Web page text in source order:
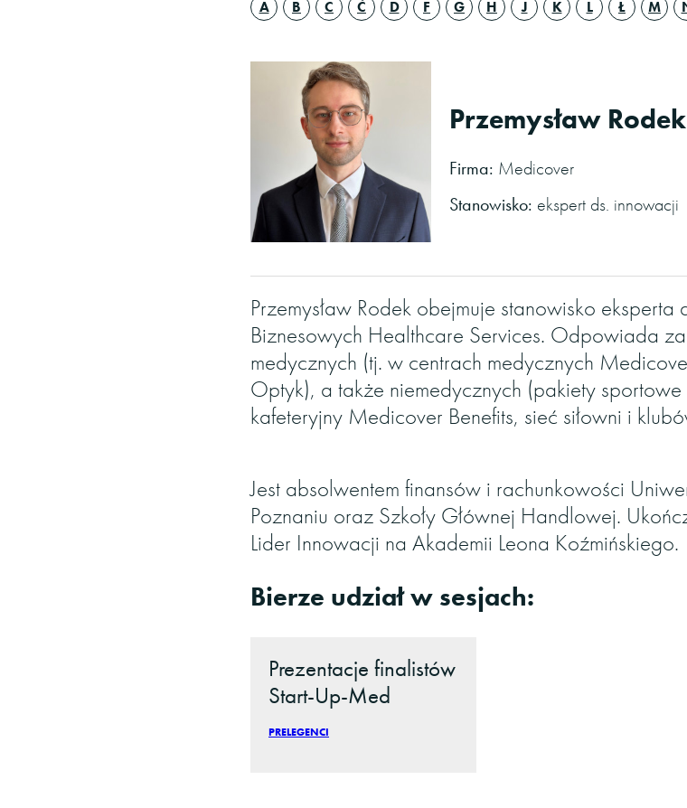
A B C Č D F G H J K L Ł M
Przemysław Rodek
Firma: Medicover
Stanowisko: ekspert ds. innowacji
Przemysław Rodek obejmuje stanowisko eksperta
Biznesowych Healthcare Services. Odpowiada
medycznych (tj. w centrach medycznych
Optyk), a także niemedycznych (pakiety
kafeteryjny Medicover Benefits, sieć siłowni i
Jest absolwentem finansów i rachunkowości
Poznaniu oraz Szkoły Głównej Handlowej.
Lider Innowacji na Akademii Leona Koźmińskiego.
Bierze udział w sesjach:
Prezentacje finalistów
Start-Up-Med
PRELEGENCI